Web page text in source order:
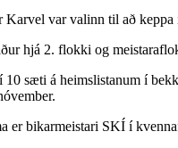
var valinn til að
hjá 2. flokki og
sæti á heimslistanum í
er bikarmeistari SKÍ í